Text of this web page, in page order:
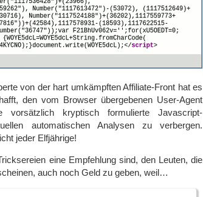
von der hart umkämpften Affiliate-Front hat es
den vom Browser übergebenen User-Agent
vorsätzlich kryptisch formulierte Javascript-
automatischen Analysen zu verbergen.
jeder Elfjährige!
eine Empfehlung sind, den Leuten, die
auch noch Geld zu geben, weil…